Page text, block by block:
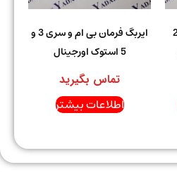
ایربگ فرمان بی ام و سری 3 و
تماس بگیرید
اطلاعات بیشتر